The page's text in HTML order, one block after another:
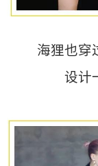
海狸也穿
设计